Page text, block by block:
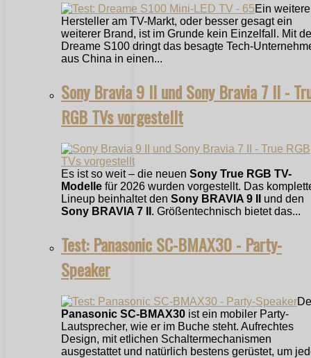
Ein
Hersteller am TV-Markt, oder besser gesagt ein
weiterer Brand, ist im Grunde kein Einzelfall. Mit
Dreame S100 dringt das besagte Tech-
aus China in einen...
Sony Bravia 9 II und Sony Bravia 7 II -
RGB TVs vorgestellt
Es ist so weit – die neuen Sony True RGB TV-
Modelle für 2026 wurden vorgestellt. Das
Lineup beinhaltet den Sony BRAVIA 9 II
und den
Sony BRAVIA 7 II . Größentechnisch bietet das...
Test: Panasonic SC-BMAX30 - Party-
Speaker
Panasonic SC-BMAX30 ist ein mobiler Party-
Lautsprecher, wie er im Buche steht. Aufrechtes
Design, mit etlichen Schaltermechanismen
ausgestattet und natürlich bestens gerüstet, um